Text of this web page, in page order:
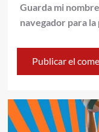
Guarda mi
navegador para